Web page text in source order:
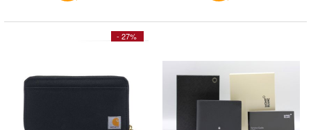
- 27%